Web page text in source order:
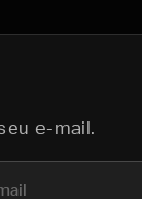
e-mail.